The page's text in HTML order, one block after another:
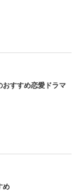
おすすめ恋愛ドラマ
め